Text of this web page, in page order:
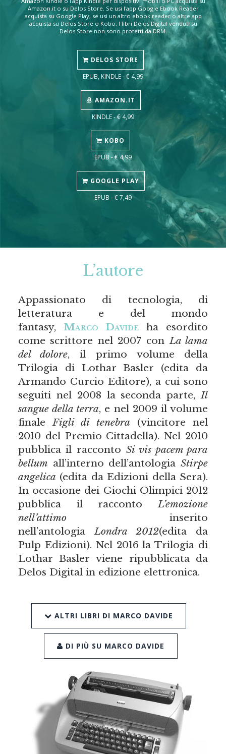
Amazon.it o su Delos Store. Se usi l'app Google Ebook Reader
acquista su Google Play, se usi un altro ebook reader o altre app
acquista su Delos Store o Kobo. I libri Delos Digital venduti su
Delos Store non sono protetti da DRM.
DELOS STORE
EPUB, KINDLE - € 4,99
AMAZON.IT
KINDLE - € 4,99
KOBO
EPUB - € 4,99
GOOGLE PLAY
EPUB - € 7,49
L’autore
Appassionato di tecnologia, di
letteratura e del mondo
fantasy, Marco Davide ha esordito
come scrittore nel 2007 con La lama
del dolore, il primo volume della
Trilogia di Lothar Basler (edita da
Armando Curcio Editore), a cui sono
seguiti nel 2008 la seconda parte, Il
sangue della terra, e nel 2009 il volume
finale Figli di tenebra (vincitore nel
2010 del Premio Cittadella). Nel 2010
pubblica il racconto Si vis pacem para
bellum all’interno dell’antologiaStirpe
angelica (edita da Edizioni della Sera).
In occasione dei Giochi Olimpici 2012
pubblica il racconto L’emozione
nell’attimoinserito
nell’antologia Londra 2012(edita da
Pulp Edizioni). Nel 2016 la Trilogia di
Lothar Basler viene ripubblicata da
Delos Digital in edizione elettronica.
ALTRI LIBRI DI MARCO DAVIDE
DI PIÙ SU MARCO DAVIDE